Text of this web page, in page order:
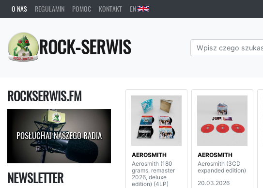
O NAS REGULAMIN POMOC KONTAKT EN
ROCK-SERWIS
ROCKSERWIS.FM
POSŁUCHAJ NASZEGO RADIA
NEWSLETTER
AEROSMITH
Aerosmith (180
grams, remaster
2026, deluxe
edition) (4LP)
AEROSMITH
Aerosmith (3CD
expanded edition)
20.03.2026